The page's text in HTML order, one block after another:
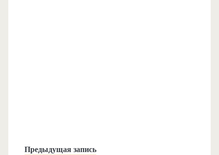
Предыдущая запись